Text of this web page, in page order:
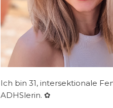
Ich bin 31, intersektionale
ADHSlerin. ✿